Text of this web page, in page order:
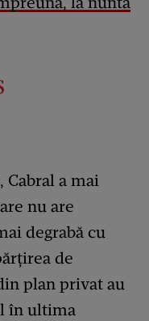
Cabral a mai
nu are
degrabă cu
de
plan privat au
în ultima